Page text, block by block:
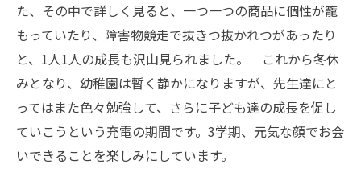
た、その中で詳しく見ると、一つ一つの商品に個性が籠
もっていたり、障害物競走で抜きつ抜かれつがあったり
と、1人1人の成長も沢山見られました。 これから冬休
みとなり、幼稚園は暫く静かになりますが、先生達にと
ってはまた色々勉強して、さらに子ども達の成長を促し
ていこうという充電の期間です。3学期、元気な顔でお会
いできることを楽しみにしています。